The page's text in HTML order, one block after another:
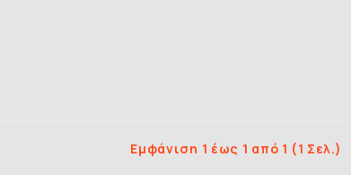
Εμφάνιση 1 έως 1 από 1 (1 Σελ.)